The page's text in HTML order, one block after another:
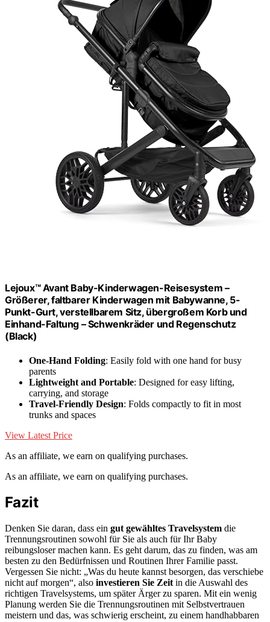
Lejoux™ Avant Baby-Kinderwagen-Reisesystem –
Größerer, faltbarer Kinderwagen mit Babywanne, 5-
Punkt-Gurt, verstellbarem Sitz, übergroßem Korb und
Einhand-Faltung – Schwenkräder und Regenschutz
(Black)
One-Hand Folding: Easily fold with one hand for busy
parents
Lightweight and Portable: Designed for easy lifting,
carrying, and storage
Travel-Friendly Design: Folds compactly to fit in most
trunks and spaces
View Latest Price
As an affiliate, we earn on qualifying purchases.
As an affiliate, we earn on qualifying purchases.
Fazit
Denken Sie daran, dass ein gut gewähltes Travelsystem die
Trennungsroutinen sowohl für Sie als auch für Ihr Baby
reibungsloser machen kann. Es geht darum, das zu finden, was am
besten zu den Bedürfnissen und Routinen Ihrer Familie passt.
Vergessen Sie nicht: „Was du heute kannst besorgen, das verschiebe
nicht auf morgen“, also investieren Sie Zeit in die Auswahl des
richtigen Travelsystems, um später Ärger zu sparen. Mit ein wenig
Planung werden Sie die Trennungsroutinen mit Selbstvertrauen
meistern und das, was schwierig erscheint, zu einem handhabbaren